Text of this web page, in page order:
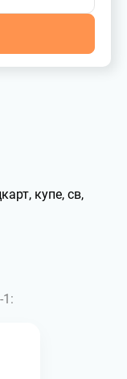
купе, св,